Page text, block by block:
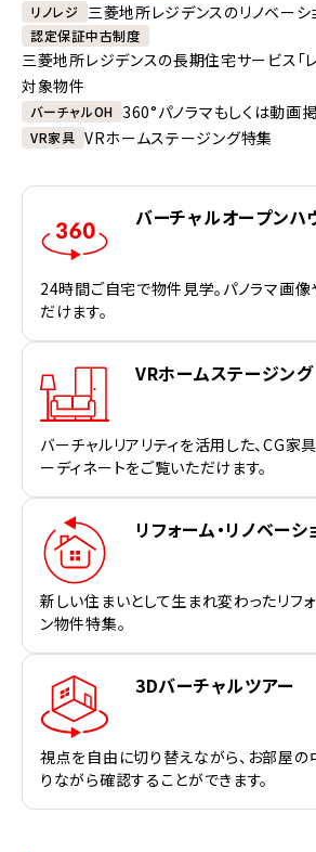
リノレジ 三菱地所レジデンスのリノベーシ
認定保証中古制度
三菱地所レジデンスの長期住宅サービス「
対象物件
バーチャルOH 360°パノラマもしくは動画
VR家具 VRホームステージング特集
バーチャルオープンハ
24時間ご自宅で物件見学。パノラマ画
だけます。
VRホームステージング
バーチャルリアリティを活用した、CG家
ーディネートをご覧いただけます。
リフォーム・リノベー
新しい住まいとして生まれ変わったリフォ
ン物件特集。
3Dバーチャルツアー
視点を自由に切り替えながら、お部屋
りながら確認することができます。